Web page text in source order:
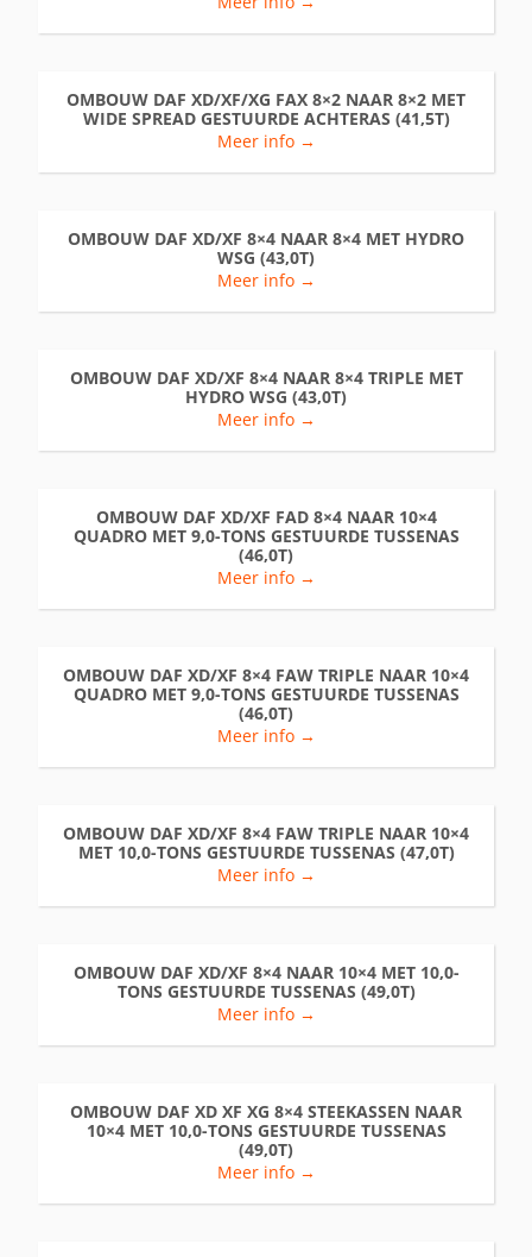
OMBOUW DAF XD/XF/XG FAX 8×2 NAAR 8×2 MET
WIDE SPREAD GESTUURDE ACHTERAS (41,5T)
Meer info →
OMBOUW DAF XD/XF 8×4 NAAR 8×4 MET HYDRO
WSG (43,0T)
Meer info →
OMBOUW DAF XD/XF 8×4 NAAR 8×4 TRIPLE MET
HYDRO WSG (43,0T)
Meer info →
OMBOUW DAF XD/XF FAD 8×4 NAAR 10×4
QUADRO MET 9,0-TONS GESTUURDE TUSSENAS
(46,0T)
Meer info →
OMBOUW DAF XD/XF 8×4 FAW TRIPLE NAAR 10×4
QUADRO MET 9,0-TONS GESTUURDE TUSSENAS
(46,0T)
Meer info →
OMBOUW DAF XD/XF 8×4 FAW TRIPLE NAAR 10×4
MET 10,0-TONS GESTUURDE TUSSENAS (47,0T)
Meer info →
OMBOUW DAF XD/XF 8×4 NAAR 10×4 MET 10,0-
TONS GESTUURDE TUSSENAS (49,0T)
Meer info →
OMBOUW DAF XD XF XG 8×4 STEEKASSEN NAAR
10×4 MET 10,0-TONS GESTUURDE TUSSENAS
(49,0T)
Meer info →